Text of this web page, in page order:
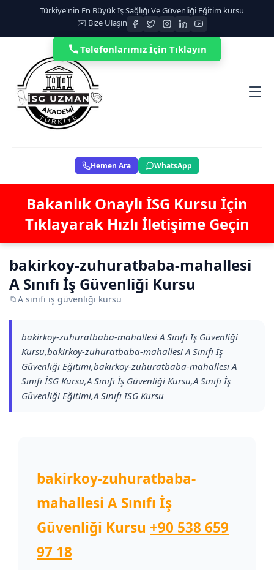
Türkiye'nin En Büyük İş Sağlığı Ve Güvenliği Eğitim kursu
✉️ Bize Ulaşın
☰
Hemen Ara WhatsApp
Bakanlık Onaylı İSG Kursu İçin
Tıklayarak Hızlı İletişime Geçin
bakirkoy-zuhuratbaba-mahallesi
A Sınıfı İş Güvenliği Kursu
📁A sınıfı iş güvenliği kursu
bakirkoy-zuhuratbaba-mahallesi A Sınıfı İş Güvenliği
Kursu,bakirkoy-zuhuratbaba-mahallesi A Sınıfı İş
Güvenliği Eğitimi,bakirkoy-zuhuratbaba-mahallesi A
Sınıfı İSG Kursu,A Sınıfı İş Güvenliği Kursu,A Sınıfı İş
Güvenliği Eğitimi,A Sınıfı İSG Kursu
bakirkoy-zuhuratbaba-
mahallesi A Sınıfı İş
Güvenliği Kursu +90 538 659
97 18
Telefonlarımız İçin Tıklayın